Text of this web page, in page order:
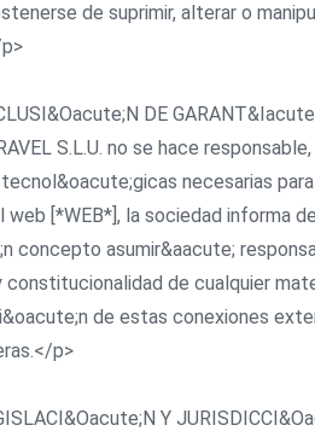
de suprimir, alterar o
DE
S.L.U. no se hace
necesarias
[*WEB*], la sociedad informa
concepto asumir&aacute;
de cualquier
de estas conexiones
p>
Y